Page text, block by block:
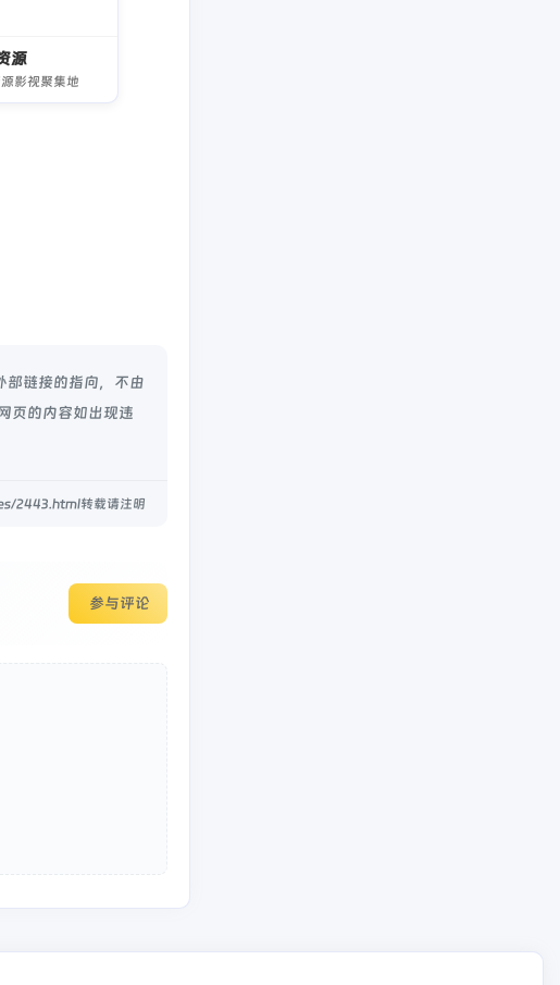
源
影视聚集地
部链接的指向，不由
页的内容如出现违
2443.html转载请注明
参与评论